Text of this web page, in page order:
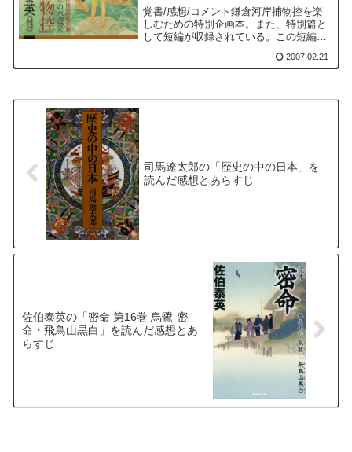
覚書/感想/コメント鎌倉河岸捕物控を楽
しむための特別企画本。また、特別篇と
して短編が収録されている。この短編は
る。佐伯泰英のインタビューが収録され
2007.02.21
司馬遼太郎の「歴史の中の日本」を
読んだ感想とあらすじ
佐伯泰英の「密命 第16巻 烏鷺-密
命・飛鳥山黒白」を読んだ感想とあ
らすじ